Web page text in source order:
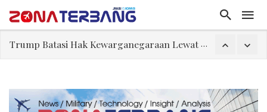
Trump Batasi Hak Kewarganegaraan Lewat Kelahiran dan Larang “Wisata Bersalin”
Perjanjian Selat Hormuz Makin Dekat, Harga Minyak Mentah Melonjak Akibat Serangan Terbaru Houthi